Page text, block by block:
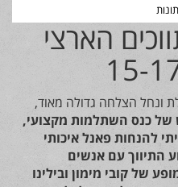
הארצי
ונחל הצלחה גדולה מאוד,
של כנס השתלמות מקצועי,
להנחות פאנל איכותי
התיווך עם אנשים
של קובי מימון ובילינו